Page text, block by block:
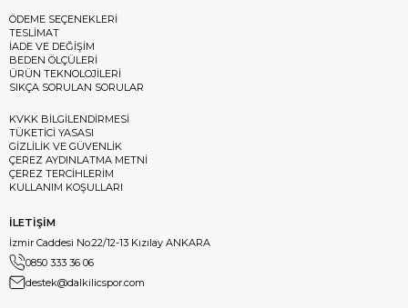
ÖDEME SEÇENEKLERİ
TESLİMAT
İADE VE DEĞİŞİM
BEDEN ÖLÇÜLERİ
ÜRÜN TEKNOLOJİLERİ
SIKÇA SORULAN SORULAR
KVKK BİLGİLENDİRMESİ
TÜKETİCİ YASASI
GİZLİLİK VE GÜVENLİK
ÇEREZ AYDINLATMA METNİ
ÇEREZ TERCİHLERİM
KULLANIM KOŞULLARI
İLETİŞİM
İzmir Caddesi No:22/12-13 Kızılay ANKARA
0850 333 36 06
destek@dalkilicspor.com